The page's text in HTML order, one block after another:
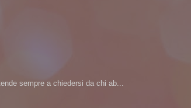
sempre a chiedersi da chi ab...